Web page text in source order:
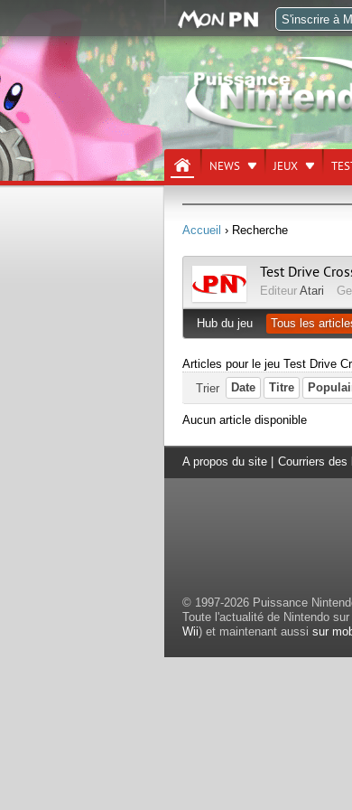
NEWS JEUX
Accueil › Recherche
Test Drive
Editeur Atari
Hub du jeu Tous les
Articles pour le jeu Test Drive
Trier
Date Titre
Aucun article disponible
A propos du site Courriers des
© 1997-2026 Puissance
Toute l'actualité de Nintendo
Wii) et maintenant aussi sur
S'inscrire à